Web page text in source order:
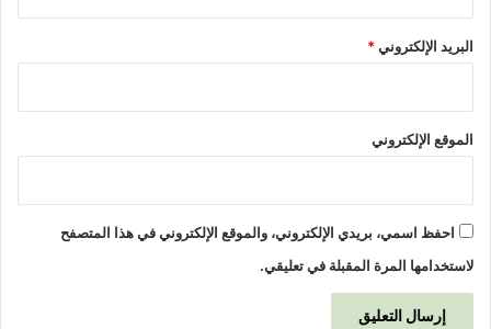
البريد الإلكتروني*
الموقع الإلكتروني
احفظ اسمي، بريدي الإلكتروني، والموقع الإلكتروني في هذا المتصفح
لاستخدامها المرة المقبلة في تعليقي.